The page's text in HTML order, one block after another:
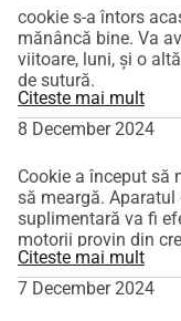
cookie s-a întors
mănâncă bine. Va
viitoare, luni, și o
de sutură.
Citeste mai mult
8 December 2024
Cookie a început să
să meargă.
suplimentară va fi
motorii provin din
aduce mâine o
familiar.
Citeste mai mult
7 December 2024